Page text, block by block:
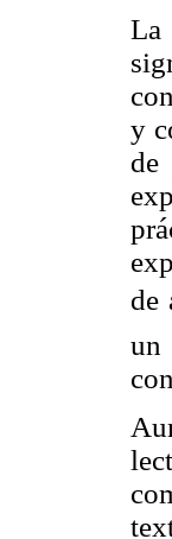
La
y
de
de
un